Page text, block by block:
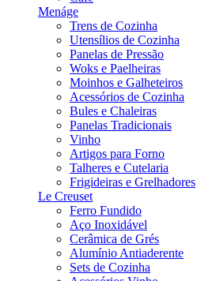
Menáge
Trens de Cozinha
Utensílios de Cozinha
Panelas de Pressão
Woks e Paelheiras
Moinhos e Galheteiros
Acessórios de Cozinha
Bules e Chaleiras
Panelas Tradicionais
Vinho
Artigos para Forno
Talheres e Cutelaria
Frigideiras e Grelhadores
Le Creuset
Ferro Fundido
Aço Inoxidável
Cerâmica de Grés
Alumínio Antiaderente
Sets de Cozinha